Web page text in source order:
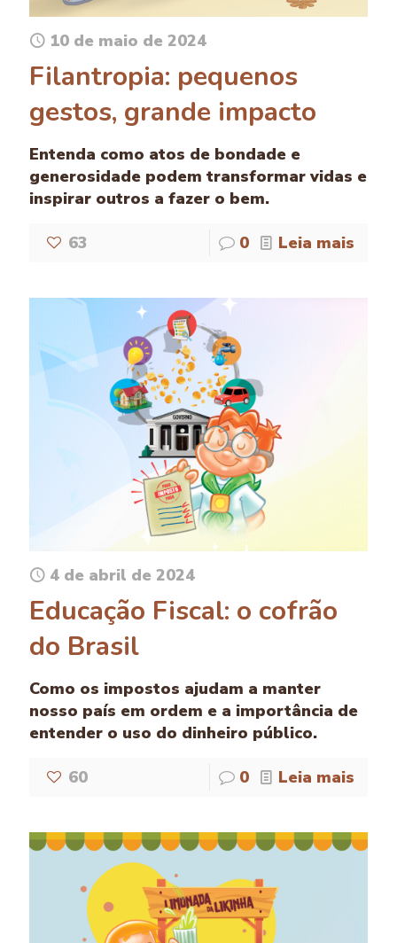
10 de maio de 2024
Filantropia: pequenos
gestos, grande impacto
Entenda como atos de bondade e
generosidade podem transformar vidas e
inspirar outros a fazer o bem.
63 0 Leia mais
4 de abril de 2024
Educação Fiscal: o cofrão
do Brasil
Como os impostos ajudam a manter
nosso país em ordem e a importância de
entender o uso do dinheiro público.
60 0 Leia mais